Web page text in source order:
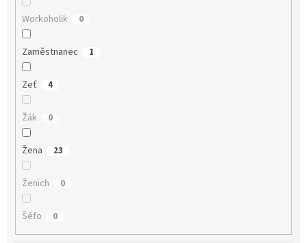
Workoholik 0
Zaměstnanec 1
Zeť 4
Žák 0
Žena 23
Ženich 0
Šéfo 0